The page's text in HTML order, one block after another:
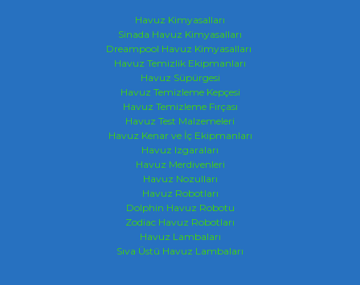
Havuz Kimyasalları
Sinada Havuz Kimyasalları
Dreampool Havuz Kimyasalları
Havuz Temizlik Ekipmanları
Havuz Süpürgesi
Havuz Temizleme Kepçesi
Havuz Temizleme Fırçası
Havuz Test Malzemeleri
Havuz Kenar ve İç Ekipmanları
Havuz Izgaraları
Havuz Merdivenleri
Havuz Nozulları
Havuz Robotları
Dolphin Havuz Robotu
Zodiac Havuz Robotları
Havuz Lambaları
Sıva Üstü Havuz Lambaları